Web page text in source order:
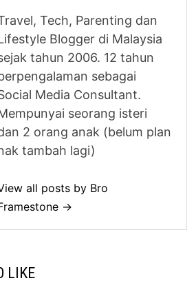
Tech, Parenting dan
Blogger di Malaysia
tahun 2006. 12 tahun
sebagai
Media Consultant.
seorang isteri
2 orang anak (belum plan
tambah lagi)
all posts by Bro
→
LIKE